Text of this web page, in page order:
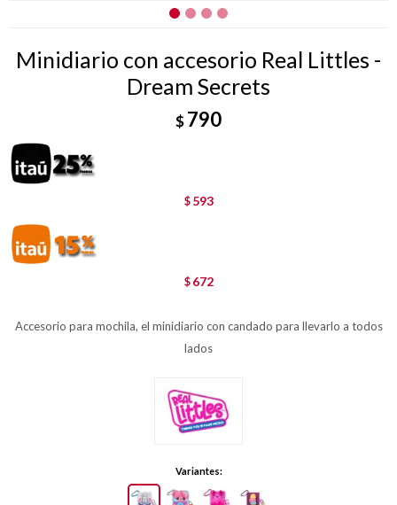
Minidiario con accesorio Real Littles -
Dream Secrets
$790
$ 593
$ 672
Accesorio para mochila, el minidiario con candado para llevarlo a todos
lados
Variantes: